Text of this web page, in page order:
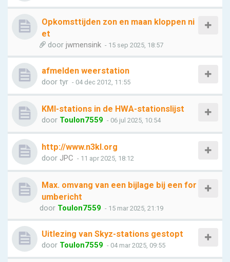
Opkomsttijden zon en maan kloppen ni
et
door jwmensink - 15 sep 2025, 18:57
afmelden weerstation
door tyr - 04 dec 2012, 11:55
KMI-stations in de HWA-stationslijst
door Toulon7559 - 06 jul 2025, 10:54
http://www.n3kl.org
door JPC - 11 apr 2025, 18:12
Max. omvang van een bijlage bij een for
umbericht
door Toulon7559 - 15 mar 2025, 21:19
Uitlezing van Skyz-stations gestopt
door Toulon7559 - 04 mar 2025, 09:55